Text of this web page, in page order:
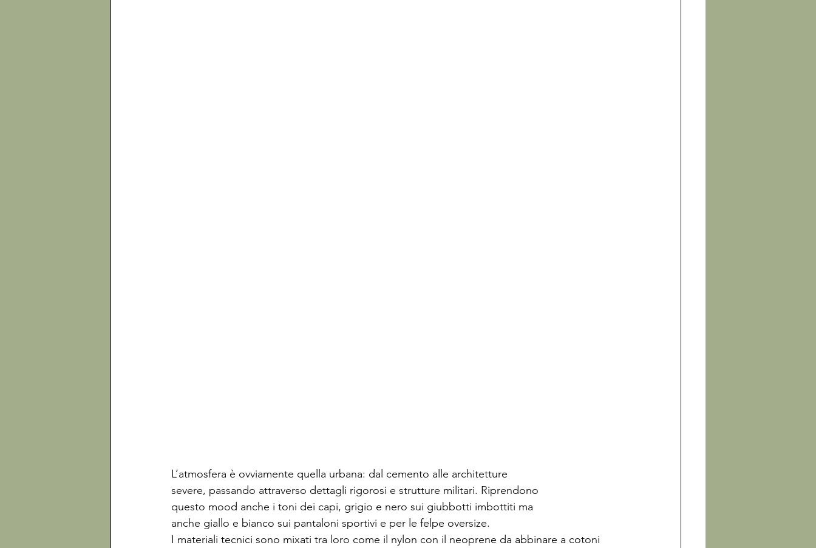
L’atmosfera è ovviamente quella urbana: dal cemento alle architetture
severe, passando attraverso dettagli rigorosi e strutture militari. Riprendono
questo mood anche i toni dei capi, grigio e nero sui giubbotti imbottiti ma
anche giallo e bianco sui pantaloni sportivi e per le felpe oversize.
I materiali tecnici sono mixati tra loro come il nylon con il neoprene da abbinare a cotoni